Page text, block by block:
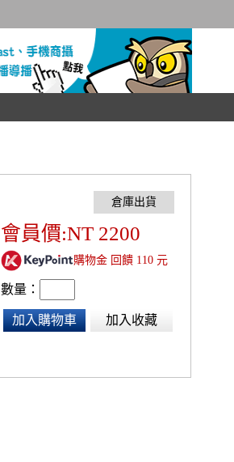
會員價:NT 2200
購物金 回饋 110 元
數量：
加入購物車 加入收藏